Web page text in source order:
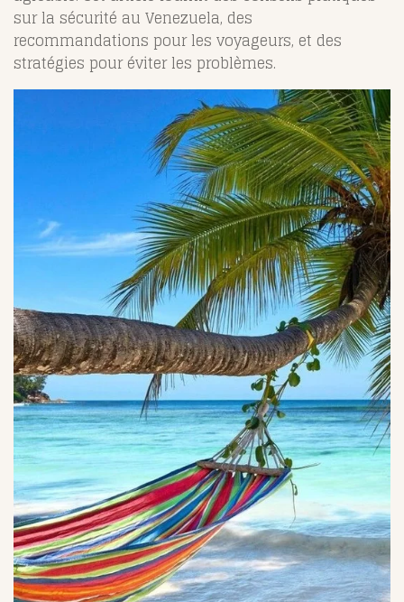
sur la sécurité au Venezuela, des
recommandations pour les voyageurs, et des
stratégies pour éviter les problèmes.